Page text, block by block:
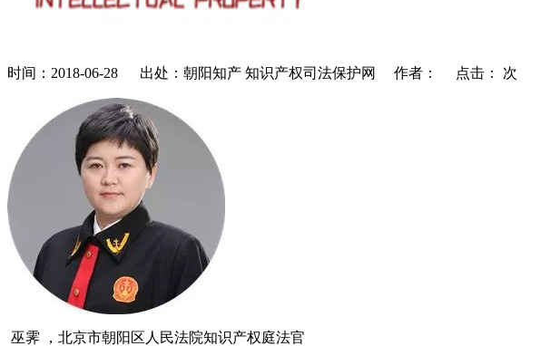
时间：2018-06-28 出处：朝阳知产 知识产权司法保护网 作者： 点击： 次
巫霁 ，北京市朝阳区人民法院知识产权庭法官